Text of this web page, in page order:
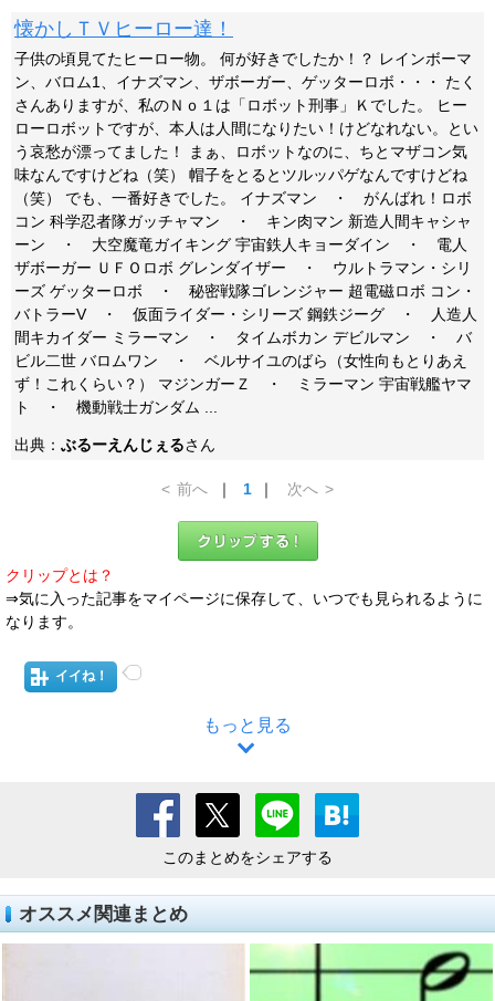
懐かしＴＶヒーロー達！
子供の頃見てたヒーロー物。 何が好きでしたか！？ レインボーマ
ン、バロム1、イナズマン、ザボーガー、ゲッターロボ・・・ たく
さんありますが、私のＮｏ１は「ロボット刑事」Ｋでした。 ヒー
ローロボットですが、本人は人間になりたい！けどなれない。とい
う哀愁が漂ってました！ まぁ、ロボットなのに、ちとマザコン気
味なんですけどね（笑） 帽子をとるとツルッパゲなんですけどね
（笑） でも、一番好きでした。 イナズマン ・ がんばれ！ロボ
コン 科学忍者隊ガッチャマン ・ キン肉マン 新造人間キャシャ
ーン ・ 大空魔竜ガイキング 宇宙鉄人キョーダイン ・ 電人
ザボーガー ＵＦＯロボ グレンダイザー ・ ウルトラマン・シリ
ーズ ゲッターロボ ・ 秘密戦隊ゴレンジャー 超電磁ロボ コン・
バトラーV ・ 仮面ライダー・シリーズ 鋼鉄ジーグ ・ 人造人
間キカイダー ミラーマン ・ タイムボカン デビルマン ・ バ
ビル二世 バロムワン ・ ベルサイユのばら（女性向もとりあえ
ず！これくらい？） マジンガーＺ ・ ミラーマン 宇宙戦艦ヤマ
ト ・ 機動戦士ガンダム ...
出典： ぶるーえんじぇるさん
< 前へ ｜ 1 ｜ 次へ >
クリップとは？
⇒気に入った記事をマイページに保存して、いつでも見られるように
なります。
イイね！
もっと見る
このまとめをシェアする
オススメ関連まとめ